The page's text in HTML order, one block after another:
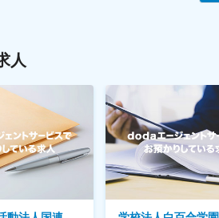
人